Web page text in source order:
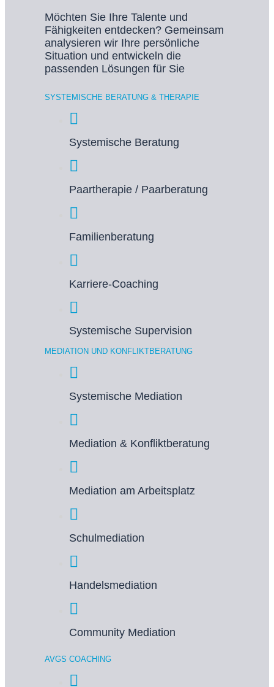
Möchten Sie Ihre Talente und
Fähigkeiten entdecken? Gemeinsam
analysieren wir Ihre persönliche
Situation und entwickeln die
passenden Lösungen für Sie
SYSTEMISCHE BERATUNG & THERAPIE
Systemische Beratung
Paartherapie / Paarberatung
Familienberatung
Karriere-Coaching
Systemische Supervision
MEDIATION UND KONFLIKTBERATUNG
Systemische Mediation
Mediation & Konfliktberatung
Mediation am Arbeitsplatz
Schulmediation
Handelsmediation
Community Mediation
AVGS COACHING